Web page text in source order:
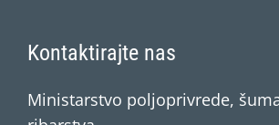
Kontaktirajte nas
Ministarstvo poljoprivrede,